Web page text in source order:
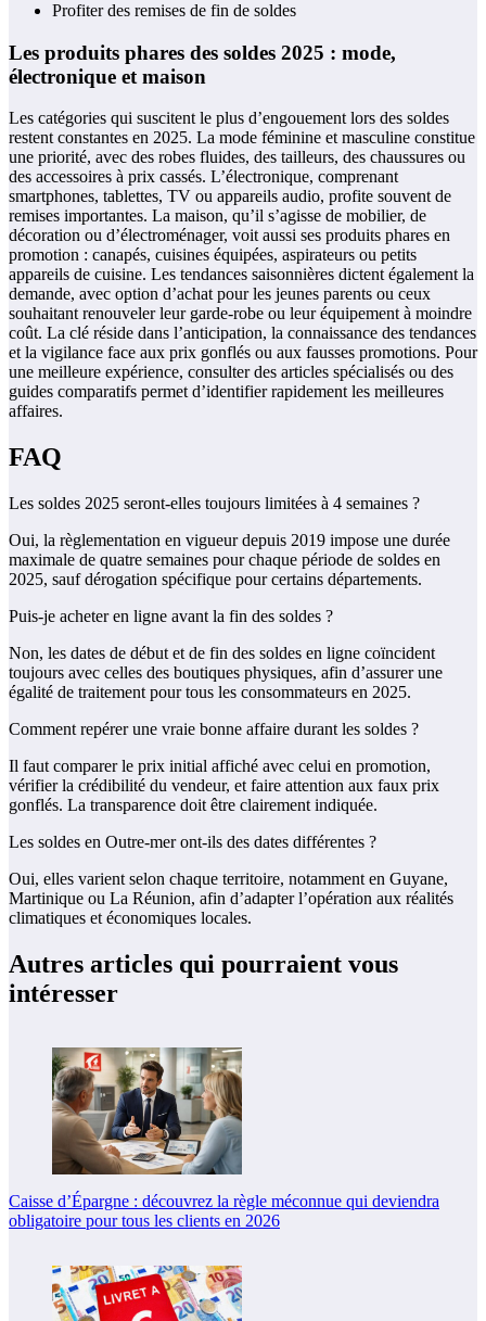
Profiter des remises de fin de soldes
Les produits phares des soldes 2025 : mode,
électronique et maison
Les catégories qui suscitent le plus d’engouement lors des soldes
restent constantes en 2025. La mode féminine et masculine constitue
une priorité, avec des robes fluides, des tailleurs, des chaussures ou
des accessoires à prix cassés. L’électronique, comprenant
smartphones, tablettes, TV ou appareils audio, profite souvent de
remises importantes. La maison, qu’il s’agisse de mobilier, de
décoration ou d’électroménager, voit aussi ses produits phares en
promotion : canapés, cuisines équipées, aspirateurs ou petits
appareils de cuisine. Les tendances saisonnières dictent également la
demande, avec option d’achat pour les jeunes parents ou ceux
souhaitant renouveler leur garde-robe ou leur équipement à moindre
coût. La clé réside dans l’anticipation, la connaissance des tendances
et la vigilance face aux prix gonflés ou aux fausses promotions. Pour
une meilleure expérience, consulter des articles spécialisés ou des
guides comparatifs permet d’identifier rapidement les meilleures
affaires.
FAQ
Les soldes 2025 seront-elles toujours limitées à 4 semaines ?
Oui, la règlementation en vigueur depuis 2019 impose une durée
maximale de quatre semaines pour chaque période de soldes en
2025, sauf dérogation spécifique pour certains départements.
Puis-je acheter en ligne avant la fin des soldes ?
Non, les dates de début et de fin des soldes en ligne coïncident
toujours avec celles des boutiques physiques, afin d’assurer une
égalité de traitement pour tous les consommateurs en 2025.
Comment repérer une vraie bonne affaire durant les soldes ?
Il faut comparer le prix initial affiché avec celui en promotion,
vérifier la crédibilité du vendeur, et faire attention aux faux prix
gonflés. La transparence doit être clairement indiquée.
Les soldes en Outre-mer ont-ils des dates différentes ?
Oui, elles varient selon chaque territoire, notamment en Guyane,
Martinique ou La Réunion, afin d’adapter l’opération aux réalités
climatiques et économiques locales.
Autres articles qui pourraient vous
intéresser
Caisse d’Épargne : découvrez la règle méconnue qui deviendra
obligatoire pour tous les clients en 2026